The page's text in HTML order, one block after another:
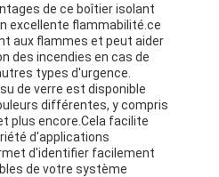
de ce boîtier isolant
excellente flammabilité.ce
aux flammes et peut aider
des incendies en cas de
types d'urgence.
de verre est disponible
différentes, y compris
plus encore.Cela facilite
d'applications
d'identifier facilement
de votre système